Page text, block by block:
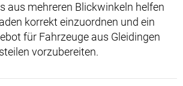
aus mehreren Blickwinkeln helfen
korrekt einzuordnen und ein
für Fahrzeuge aus Gleidingen
vorzubereiten.